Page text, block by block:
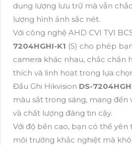
dung lượng lưu trữ mà vẫn
lượng hình ảnh sắc nét.
Với công nghệ AHD CVI TVI
7204HGHI-K1 (S) cho phép
camera khác nhau, chắc chắn
thích và linh hoạt trong lựa
Đầu Ghi Hikvision DS-
màu sắt trong sáng, mang đến
và chất lượng đáng tin cậy.
Với độ bền cao, bạn có thể
môi trường khắc nghiệt mà